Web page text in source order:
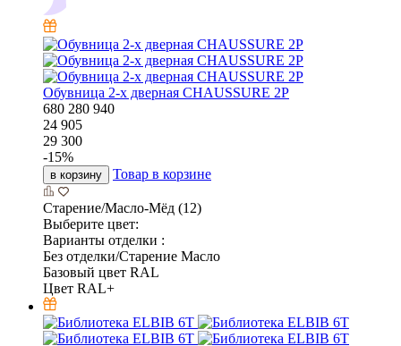
Обувница 2-х дверная CHAUSSURE 2P
680 280 940
24 905
29 300
-15%
в корзину Товар в корзине
Старение/Масло-Мёд (12)
Выберите цвет:
Варианты отделки :
Без отделки/Старение Масло
Базовый цвет RAL
Цвет RAL+